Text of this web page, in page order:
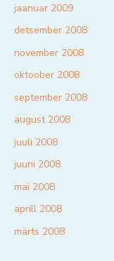
jaanuar 2009
detsember 2008
november 2008
oktoober 2008
september 2008
august 2008
juuli 2008
juuni 2008
mai 2008
aprill 2008
märts 2008